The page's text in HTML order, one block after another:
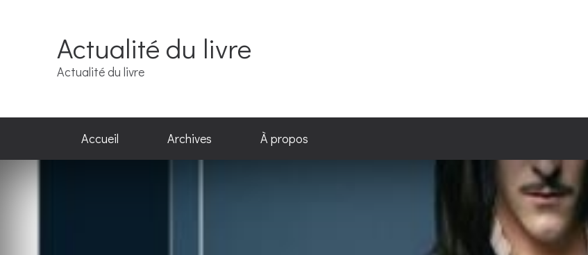
Actualité du livre
Actualité du livre
Accueil Archives À propos